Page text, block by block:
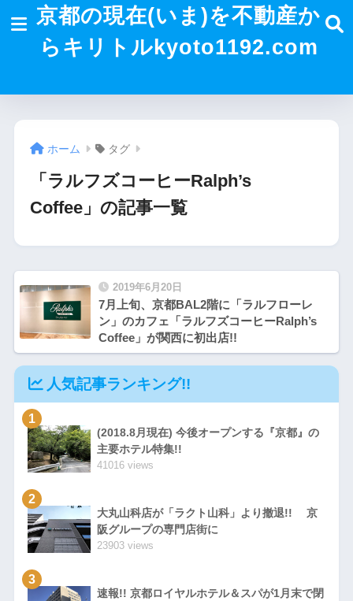
京都の現在(いま)を不動産か
らキリトルkyoto1192.com
ホーム タグ
「ラルフズコーヒーRalph’s
Coffee」の記事一覧
2019年6月20日
7月上旬、京都BAL2階に「ラルフローレ
ン」のカフェ「ラルフズコーヒーRalph’s
Coffee」が関西に初出店!!
人気記事ランキング!!
1
(2018.8月現在) 今後オープンする『京都』の
主要ホテル特集!!
41016 views
2
大丸山科店が「ラクト山科」より撤退!! 京
阪グループの専門店街に
23903 views
3
速報!! 京都ロイヤルホテル＆スパが1月末で閉